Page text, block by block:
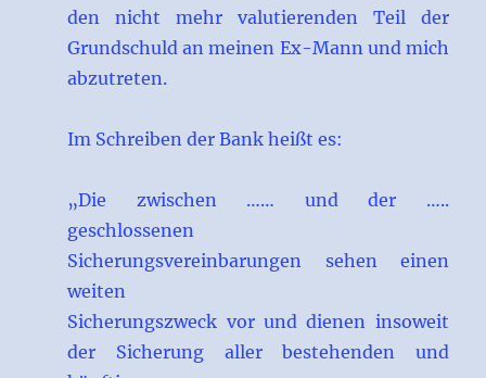
den nicht mehr valutierenden Teil der
Grundschuld an meinen Ex-Mann und mich
abzutreten.
Im Schreiben der Bank heißt es:
„Die zwischen …… und der …..
geschlossenen
Sicherungsvereinbarungen sehen einen
weiten
Sicherungszweck vor und dienen insoweit
der Sicherung aller bestehenden und